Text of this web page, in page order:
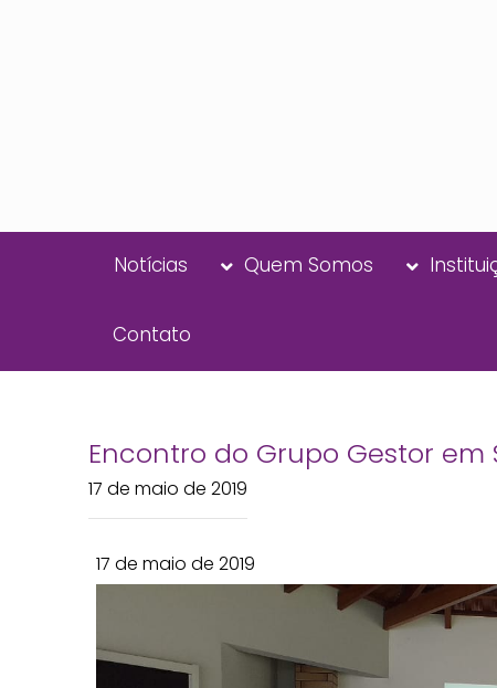
Notícias Quem Somos
Contato
Encontro do Grupo Gestor
17 de maio de 2019
17 de maio de 2019